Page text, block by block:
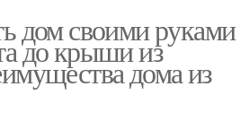
дом своими руками
до крыши из
дома из